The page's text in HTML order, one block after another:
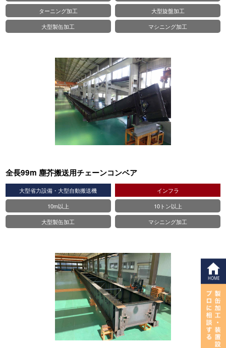
ターニング加工
大型旋盤加工
大型製缶加工
マシニング加工
全長99m 塵芥搬送用チェーンコンベア
大型省力設備・大型自動搬送機
インフラ
10m以上
10トン以上
大型製缶加工
マシニング加工